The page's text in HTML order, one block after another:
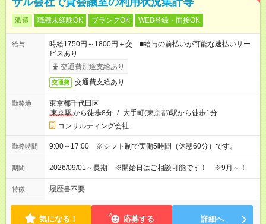
派遣 職種未経験OK ブランクOK WEB登録・面接OK
給与
時給1750円～1800円＋交 ■給与の前払いが可能な速払いサー
ビスあり
交通費別途支給あり
交通費 交通費支給あり
勤務地
東京都千代田区
東京駅から徒歩8分 / 大手町(東京都)駅から徒歩1分
コンサルティング会社
勤務時間 9:00～17:00 ※シフト制で実働5時間（休憩60分）です。
期間 2026/09/01～長期 ※開始日はご相談可能です！ ※9月～！
特徴 履歴書不要
気になる！ 応募する 詳細へ